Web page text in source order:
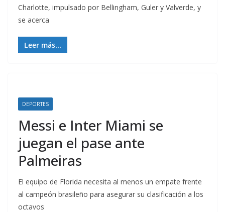
Charlotte, impulsado por Bellingham, Guler y Valverde, y
se acerca
Leer más...
DEPORTES
Messi e Inter Miami se
juegan el pase ante
Palmeiras
El equipo de Florida necesita al menos un empate frente
al campeón brasileño para asegurar su clasificación a los
octavos